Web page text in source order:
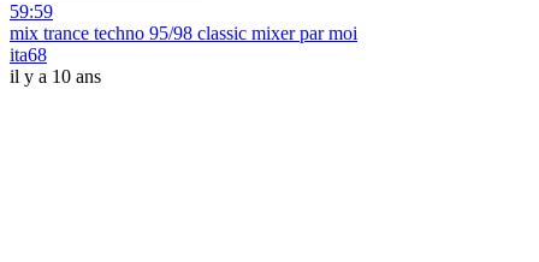
59:59
mix trance techno 95/98 classic mixer par moi
ita68
il y a 10 ans